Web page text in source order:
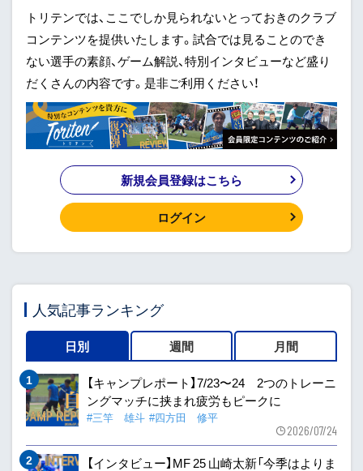
トリテンでは、ここでしか見られないとっておきのクラブ
コンテンツを提供いたします。試合では見ることのでき
ない選手の素顔、ゲーム解説、特別インタビューなど盛り
だくさんの内容です。是非ご利用ください！
新規会員登録はこちら
ログイン
人気記事ランキング
日別 週間 月間
【キャンプレポート】7/23〜24 2つのトレーニ
ングマッチに挟まれ疲労もピークに
#三竿 雄斗 #四方田 修平
2026/07/24
【インタビュー】MF 25 山崎太新「今季はよりま